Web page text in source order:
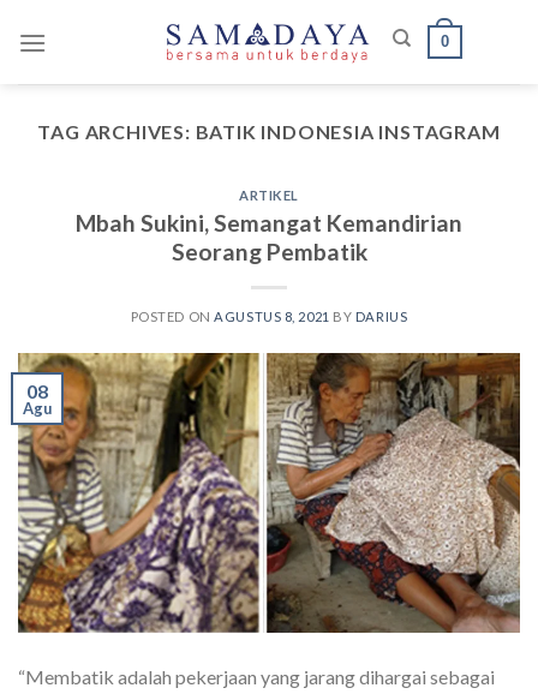
0
TAG ARCHIVES: BATIK INDONESIA INSTAGRAM
ARTIKEL
Mbah Sukini, Semangat Kemandirian
Seorang Pembatik
POSTED ON AGUSTUS 8, 2021 BY DARIUS
08
Agu
“Membatik adalah pekerjaan yang jarang dihargai sebagai